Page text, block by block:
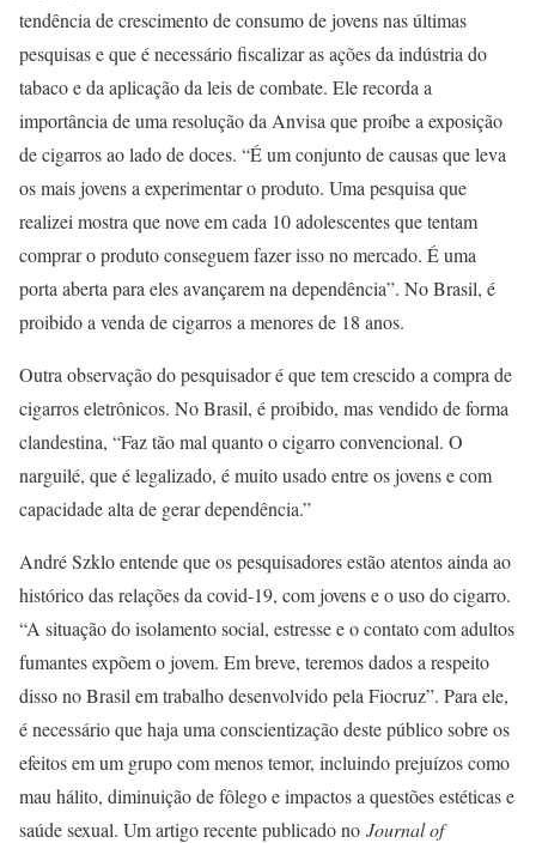
tendência de crescimento de consumo de jovens nas últimas
pesquisas e que é necessário fiscalizar as ações da indústria do
tabaco e da aplicação da leis de combate. Ele recorda a
importância de uma resolução da Anvisa que proíbe a exposição
de cigarros ao lado de doces. “É um conjunto de causas que leva
os mais jovens a experimentar o produto. Uma pesquisa que
realizei mostra que nove em cada 10 adolescentes que tentam
comprar o produto conseguem fazer isso no mercado. É uma
porta aberta para eles avançarem na dependência”. No Brasil, é
proibido a venda de cigarros a menores de 18 anos.
Outra observação do pesquisador é que tem crescido a compra de
cigarros eletrônicos. No Brasil, é proibido, mas vendido de forma
clandestina, “Faz tão mal quanto o cigarro convencional. O
narguilé, que é legalizado, é muito usado entre os jovens e com
capacidade alta de gerar dependência.”
André Szklo entende que os pesquisadores estão atentos ainda ao
histórico das relações da covid-19, com jovens e o uso do cigarro.
“A situação do isolamento social, estresse e o contato com adultos
fumantes expõem o jovem. Em breve, teremos dados a respeito
disso no Brasil em trabalho desenvolvido pela Fiocruz”. Para ele,
é necessário que haja uma conscientização deste público sobre os
efeitos em um grupo com menos temor, incluindo prejuízos como
mau hálito, diminuição de fôlego e impactos a questões estéticas e
saúde sexual. Um artigo recente publicado no Journal of